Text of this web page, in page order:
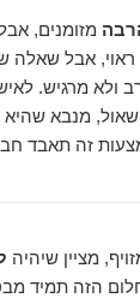
מזומנים,
אבל שאלה
ולא מרגיש.
שאול, מנבא שהיא
זה תאבד
מציין שיהיה
הזה תמיד